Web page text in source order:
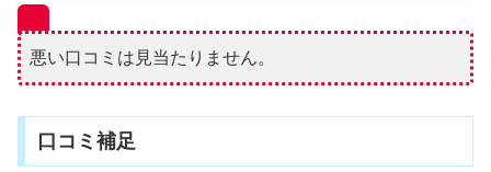
悪い口コミは見当たりません。
口コミ補足